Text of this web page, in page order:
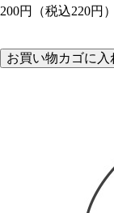
200円
（税込220円）